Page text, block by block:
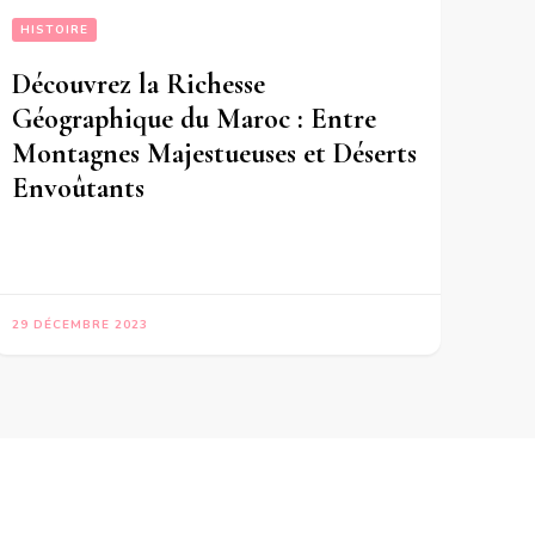
HISTOIRE
Découvrez la Richesse
Géographique du Maroc : Entre
Montagnes Majestueuses et Déserts
Envoûtants
29 DÉCEMBRE 2023